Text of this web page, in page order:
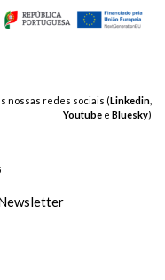
nossas redes sociais (Linkedin
Youtube e Bluesky)